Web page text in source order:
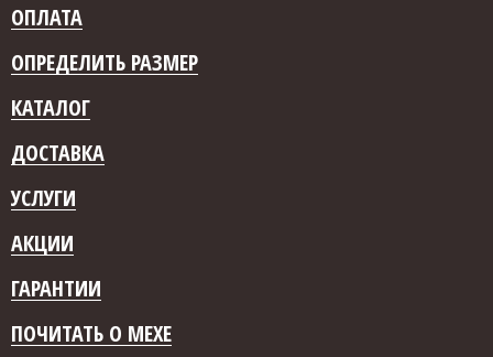
ОПЛАТА
ОПРЕДЕЛИТЬ РАЗМЕР
КАТАЛОГ
ДОСТАВКА
УСЛУГИ
АКЦИИ
ГАРАНТИИ
ПОЧИТАТЬ О МЕХЕ